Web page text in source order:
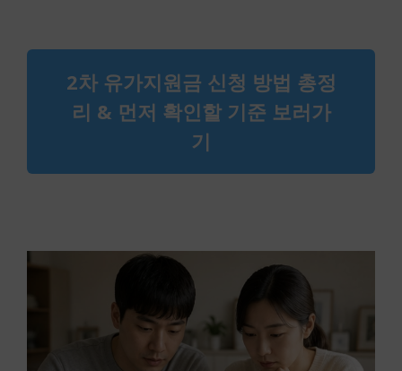
2차 유가지원금 신청 방법 총정
리 & 먼저 확인할 기준 보러가
기